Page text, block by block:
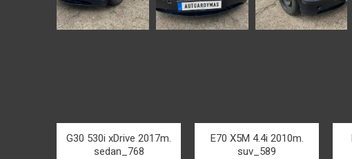
G30 530i xDrive 2017m.
sedan_768
E70 X5M 4.4i 2010m.
suv_589